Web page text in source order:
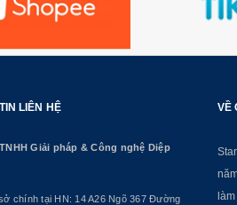
LIÊN HỆ
Giải pháp & Công nghệ Diệp
chính tại HN: 14 A26 Ngõ 367 Đường
VỀ